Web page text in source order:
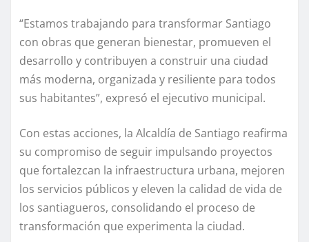
“Estamos trabajando para transformar Santiago
con obras que generan bienestar, promueven el
desarrollo y contribuyen a construir una ciudad
más moderna, organizada y resiliente para todos
sus habitantes”, expresó el ejecutivo municipal.
Con estas acciones, la Alcaldía de Santiago reafirma
su compromiso de seguir impulsando proyectos
que fortalezcan la infraestructura urbana, mejoren
los servicios públicos y eleven la calidad de vida de
los santiagueros, consolidando el proceso de
transformación que experimenta la ciudad.